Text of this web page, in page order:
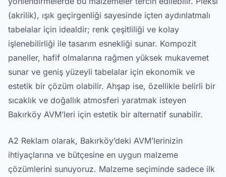
(akrilik), ışık geçirgenliği sayesinde içten aydınlatmalı
tabelalar için idealdir; renk çeşitliliği ve kolay
işlenebilirliği ile tasarım esnekliği sunar. Kompozit
paneller, hafif olmalarına rağmen yüksek mukavemet
sunar ve geniş yüzeyli tabelalar için ekonomik ve
estetik bir çözüm olabilir. Ahşap ise, özellikle belirli bir
sıcaklık ve doğallık atmosferi yaratmak isteyen
Bakırköy AVM’leri için estetik bir alternatif sunabilir.
A2 Reklam olarak, Bakırköy’deki AVM’lerinizin
ihtiyaçlarına ve bütçesine en uygun malzeme
çözümlerini sunuyoruz. Malzeme seçiminde sadece ilk